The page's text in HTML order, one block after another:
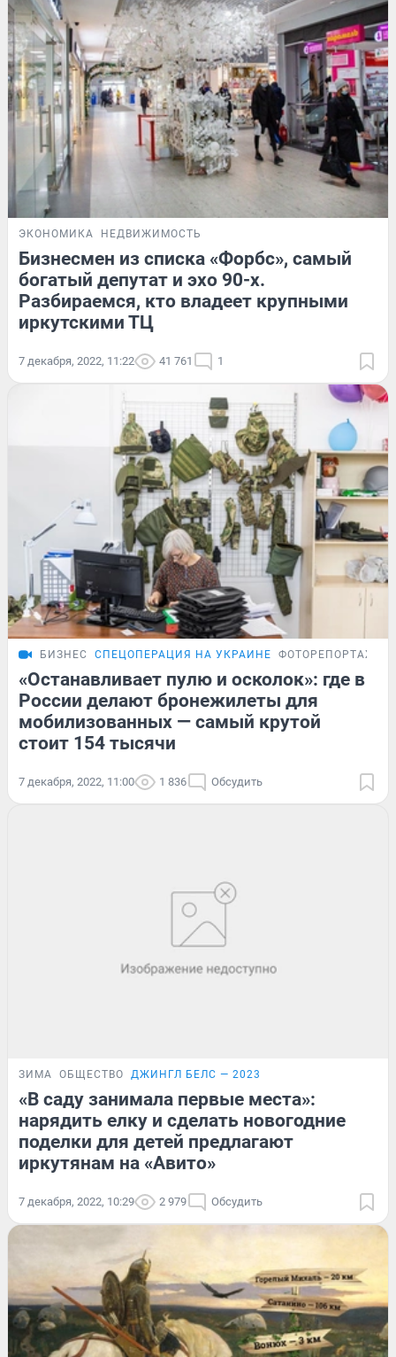
ЭКОНОМИКА НЕДВИЖИМОСТЬ
Бизнесмен из списка «Форбс», самый
богатый депутат и эхо 90-х.
Разбираемся, кто владеет крупными
иркутскими ТЦ
7 декабря, 2022, 11:22 41 761 1
БИЗНЕС СПЕЦОПЕРАЦИЯ НА УКРАИНЕ ФОТОРЕПОРТАЖ
«Останавливает пулю и осколок»: где в
России делают бронежилеты для
мобилизованных — самый крутой
стоит 154 тысячи
7 декабря, 2022, 11:00 1 836 Обсудить
ЗИМА ОБЩЕСТВО ДЖИНГЛ БЕЛС — 2023
«В саду занимала первые места»:
нарядить елку и сделать новогодние
поделки для детей предлагают
иркутянам на «Авито»
7 декабря, 2022, 10:29 2 979 Обсудить